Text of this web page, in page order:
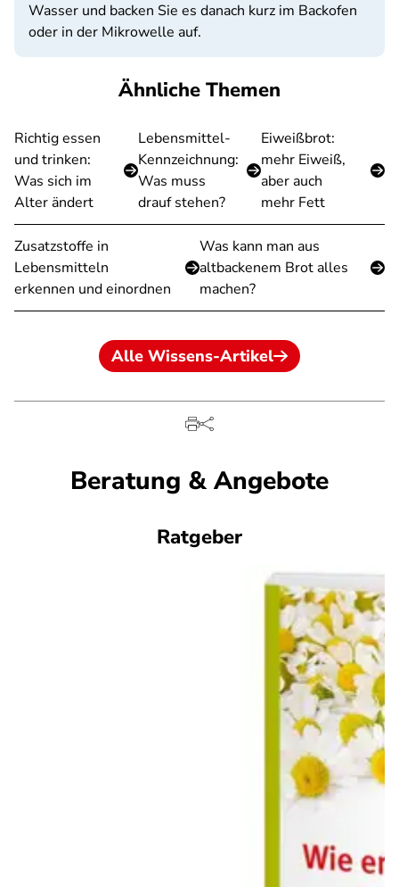
Wasser und backen Sie es danach kurz im Backofen
oder in der Mikrowelle auf.
Ähnliche Themen
Richtig essen
und trinken:
Was sich im
Alter ändert
Lebensmittel-
Kennzeichnung:
Was muss
drauf stehen?
Eiweißbrot:
mehr Eiweiß,
aber auch
mehr Fett
Zusatzstoffe in
Lebensmitteln
erkennen und einordnen
Was kann man aus
altbackenem Brot alles
machen?
Alle Wissens-Artikel
Beratung & Angebote
Ratgeber